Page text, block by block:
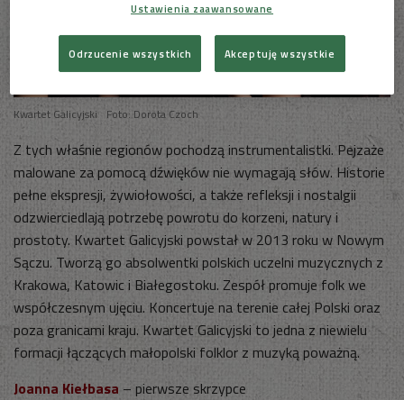
Kwartet Galicyjski Foto: Dorota Czoch
Z tych właśnie regionów pochodzą instrumentalistki. Pejzaże
malowane za pomocą dźwięków nie wymagają słów. Historie
pełne ekspresji, żywiołowości, a także refleksji i nostalgii
odzwierciedlają potrzebę powrotu do korzeni, natury i
prostoty. Kwartet Galicyjski powstał w 2013 roku w Nowym
Sączu. Tworzą go absolwentki polskich uczelni muzycznych z
Krakowa, Katowic i Białegostoku. Zespół promuje folk we
współczesnym ujęciu. Koncertuje na terenie całej Polski oraz
poza granicami kraju. Kwartet Galicyjski to jedna z niewielu
formacji łączących małopolski folklor z muzyką poważną.
Joanna Kiełbasa – pierwsze skrzypce
Ustawienia zaawansowane
Odrzucenie wszystkich Akceptuję wszystkie